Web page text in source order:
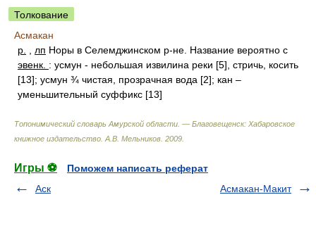
Толкование
Асмакан
р.
лп Норы в Селемджинском р-не. Название вероятно с
эвенк. : усмун - небольшая извилина реки [5], стричь, косить
[13]; усмун ¾ чистая, прозрачная вода [2]; кан –
уменьшительный суффикс [13]
Топонимический словарь Амурской области. — Благовещенск: Хабаровское
книжное издательство А.В. Мельников 2009
Игры ⚽
Поможем написать реферат
Аск
Асмакан-Макит